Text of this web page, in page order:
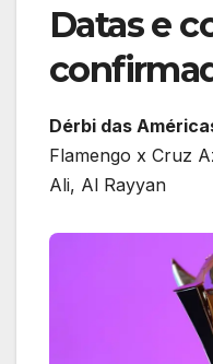
Datas e
Dérbi das
Flamengo x Cruz
Ali, Al Rayyan